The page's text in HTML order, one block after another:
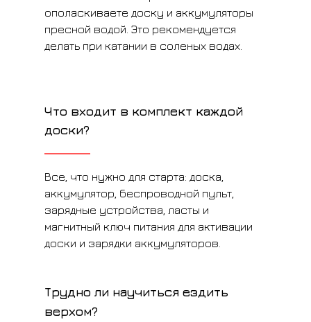
ополаскиваете доску и аккумуляторы
пресной водой. Это рекомендуется
делать при катании в соленых водах.
Все, что нужно для старта: доска,
аккумулятор, беспроводной пульт,
зарядные устройства, ласты и
магнитный ключ питания для активации
доски и зарядки аккумуляторов.
Что входит в комплект каждой
доски?
Трудно ли научиться ездить
верхом?